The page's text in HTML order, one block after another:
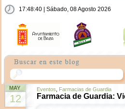
17:48:40 | Sábado, 08 Agosto 2026
MAY
12
Eventos Farmacias de Guardia
Farmacia de Guardia: